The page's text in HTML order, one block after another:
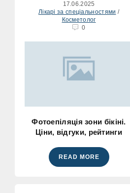
17.06.2025
Лікарі за спеціальностями /
Косметолог
0
Фотоепіляція зони бікіні.
Ціни, відгуки, рейтинги
READ MORE